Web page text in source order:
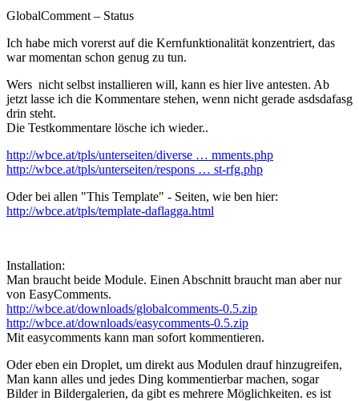
GlobalComment – Status
Ich habe mich vorerst auf die Kernfunktionalität konzentriert, das
war momentan schon genug zu tun.
Wers nicht selbst installieren will, kann es hier live antesten. Ab
jetzt lasse ich die Kommentare stehen, wenn nicht gerade asdsdafasg
drin steht.
Die Testkommentare lösche ich wieder..
http://wbce.at/tpls/unterseiten/diverse … mments.php
http://wbce.at/tpls/unterseiten/respons … st-rfg.php
Oder bei allen "This Template" - Seiten, wie ben hier:
http://wbce.at/tpls/template-daflagga.html
Installation:
Man braucht beide Module. Einen Abschnitt braucht man aber nur
von EasyComments.
http://wbce.at/downloads/globalcomments-0.5.zip
http://wbce.at/downloads/easycomments-0.5.zip
Mit easycomments kann man sofort kommentieren.
Oder eben ein Droplet, um direkt aus Modulen drauf hinzugreifen,
Man kann alles und jedes Ding kommentierbar machen, sogar
Bilder in Bildergalerien, da gibt es mehrere Möglichkeiten. es ist